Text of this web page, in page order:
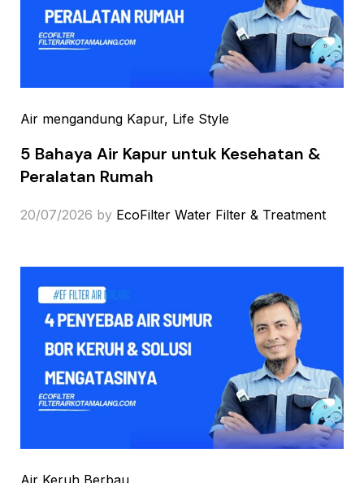
Air mengandung Kapur, Life Style
5 Bahaya Air Kapur untuk Kesehatan &
Peralatan Rumah
20/07/2026 by EcoFilter Water Filter & Treatment
Air Keruh Berbau